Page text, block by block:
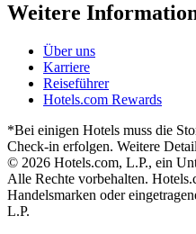
Weitere
Über uns
Karriere
Reiseführer
Hotels.com Rewards
*Bei einigen Hotels muss die
Check-in erfolgen. Weitere
© 2026 Hotels.com, L.P., ein
Alle Rechte vorbehalten.
Handelsmarken oder
L.P.